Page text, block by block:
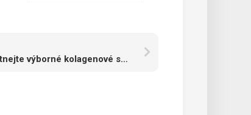
Ochutnejte výborné kolagenové smoothie